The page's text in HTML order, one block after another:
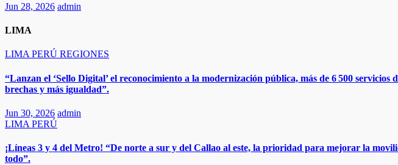
Jun 28, 2026 admin
LIMA
LIMAPERÚ REGIONES
“Lanzan el ‘Sello Digital’ el reconocimiento a la modernización pública, más de 6 500
brechas y más igualdad”.
Jun 30, 2026 admin
LIMA PERÚ
¡Líneas 3 y 4 del Metro! “De norte a sur y del Callao al este, la prioridad para mejorar la
todo”.